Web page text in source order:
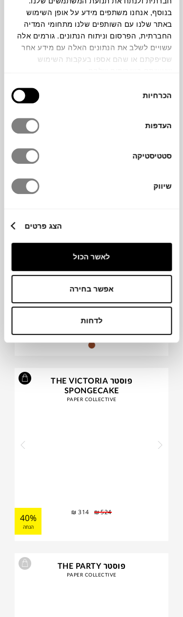
בנוסף, אנחנו משתפים מידע על אופן השימוש
באתר שלנו עם השותפים שלנו מתחומי המדיה
החברתית, הפרסום וניתוח הנתונים. גורמים אלה
עשויים לשלב את הנתונים האלה עם מידע אחר
שסיפקתם או שהם אספו בעקבות השימוש
הסכמה
הכרחיות
העדפות
סטטיסטיקה
שיווק
הצג פרטים
לאשר הכול
אפשר בחירה
לדחות
C
O
M
IN
G
S
O
O
N קערה על רגל ORION
פוסטר THE VICTORIA
SPONGECAKE
PAPER COLLECTIVE
₪524
₪ 314
40%
הנחה
פוסטר THE PARTY
PAPER COLLECTIVE